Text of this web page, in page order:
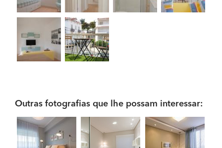
Outras fotografias que lhe possam interessar: